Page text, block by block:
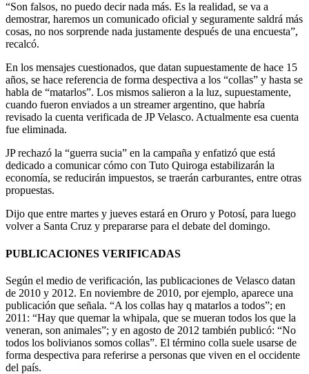
“Son falsos, no puedo decir nada más. Es la realidad, se va a
demostrar, haremos un comunicado oficial y seguramente saldrá más
cosas, no nos sorprende nada justamente después de una encuesta”,
recalcó.
En los mensajes cuestionados, que datan supuestamente de hace 15
años, se hace referencia de forma despectiva a los “collas” y hasta se
habla de “matarlos”. Los mismos salieron a la luz, supuestamente,
cuando fueron enviados a un streamer argentino, que habría
revisado la cuenta verificada de JP Velasco. Actualmente esa cuenta
fue eliminada.
JP rechazó la “guerra sucia” en la campaña y enfatizó que está
dedicado a comunicar cómo con Tuto Quiroga estabilizarán la
economía, se reducirán impuestos, se traerán carburantes, entre otras
propuestas.
Dijo que entre martes y jueves estará en Oruro y Potosí, para luego
volver a Santa Cruz y prepararse para el debate del domingo.
PUBLICACIONES VERIFICADAS
Según el medio de verificación, las publicaciones de Velasco datan
de 2010 y 2012. En noviembre de 2010, por ejemplo, aparece una
publicación que señala. “A los collas hay q matarlos a todos”; en
2011: “Hay que quemar la whipala, que se mueran todos los que la
veneran, son animales”; y en agosto de 2012 también publicó: “No
todos los bolivianos somos collas”. El término colla suele usarse de
forma despectiva para referirse a personas que viven en el occidente
del país.